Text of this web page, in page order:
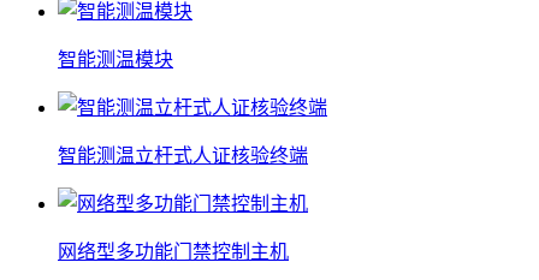
智能测温模块
智能测温立杆式人证核验终端
网络型多功能门禁控制主机